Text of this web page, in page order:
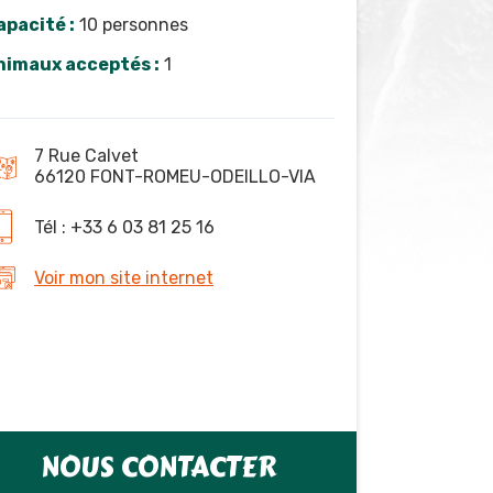
: 10 personnes
acceptés : 1
7 Rue Calvet
66120 FONT-ROMEU-ODEILLO-VIA
Tél : +33 6 03 81 25 16
Voir mon site internet
NOUS CONTACTER